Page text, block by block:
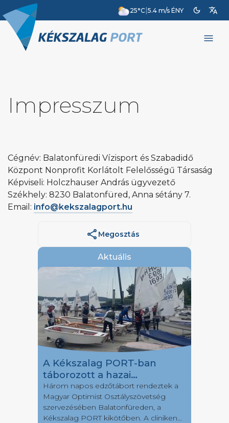
25°C|5.4 m/s ÉNY dark_mode translate
menu
Impresszum
Cégnév: Balatonfüredi Vízisport és Szabadidő
Központ Nonprofit Korlátolt Felelősségű Társaság
Képviseli: Holczhauser András ügyvezető
Székhely: 8230 Balatonfüred, Anna sétány 7.
Email: info@kekszalagport.hu
share Megosztás
Aktuális
A Kékszalag PORT-ban
táborozott a hazai
Optimistes mezőny egy
része
Három napos edzőtábort rendeztek a
Magyar Optimist Osztályszövetség
szervezésében Balatonfüreden, a
Kékszalag PORT kikötőben. A cliniken